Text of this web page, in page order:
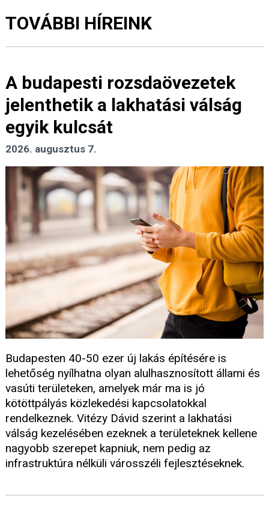
TOVÁBBI HÍREINK
A budapesti rozsdaövezetek
jelenthetik a lakhatási válság
egyik kulcsát
2026. augusztus 7.
Budapesten 40-50 ezer új lakás építésére is
lehetőség nyílhatna olyan alulhasznosított állami és
vasúti területeken, amelyek már ma is jó
kötöttpályás közlekedési kapcsolatokkal
rendelkeznek. Vitézy Dávid szerint a lakhatási
válság kezelésében ezeknek a területeknek kellene
nagyobb szerepet kapniuk, nem pedig az
infrastruktúra nélküli városszéli fejlesztéseknek.